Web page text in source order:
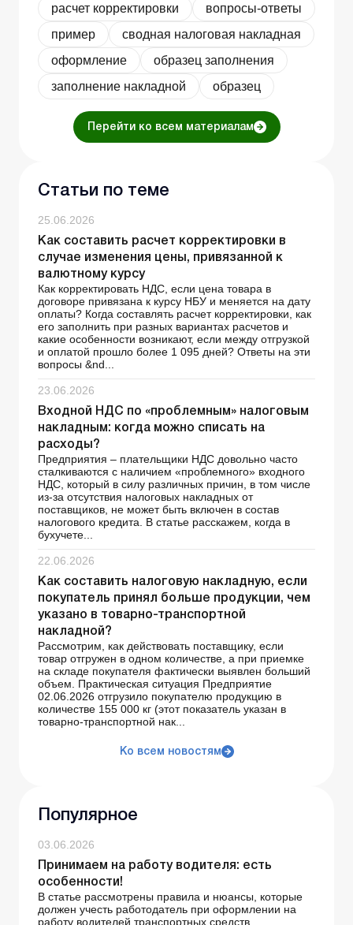
расчет корректировки
вопросы-ответы
пример
сводная налоговая накладная
оформление
образец заполнения
заполнение накладной
образец
Перейти ко всем материалам
Статьи по теме
25.06.2026
Как составить расчет корректировки в
случае изменения цены, привязанной к
валютному курсу
Как корректировать НДС, если цена товара в
договоре привязана к курсу НБУ и меняется на дату
оплаты? Когда составлять расчет корректировки, как
его заполнить при разных вариантах расчетов и
какие особенности возникают, если между отгрузкой
и оплатой прошло более 1 095 дней? Ответы на эти
вопросы &nd...
23.06.2026
Входной НДС по «проблемным» налоговым
накладным: когда можно списать на
расходы?
Предприятия – плательщики НДС довольно часто
сталкиваются с наличием «проблемного» входного
НДС, который в силу различных причин, в том числе
из-за отсутствия налоговых накладных от
поставщиков, не может быть включен в состав
налогового кредита. В статье расскажем, когда в
бухучете...
22.06.2026
Как составить налоговую накладную, если
покупатель принял больше продукции, чем
указано в товарно-транспортной
накладной?
Рассмотрим, как действовать поставщику, если
товар отгружен в одном количестве, а при приемке
на складе покупателя фактически выявлен больший
объем. Практическая ситуация Предприятие
02.06.2026 отгрузило покупателю продукцию в
количестве 155 000 кг (этот показатель указан в
товарно-транспортной нак...
Ко всем новостям
Популярное
03.06.2026
Принимаем на работу водителя: есть
особенности!
В статье рассмотрены правила и нюансы, которые
должен учесть работодатель при оформлении на
работу водителей транспортных средств.